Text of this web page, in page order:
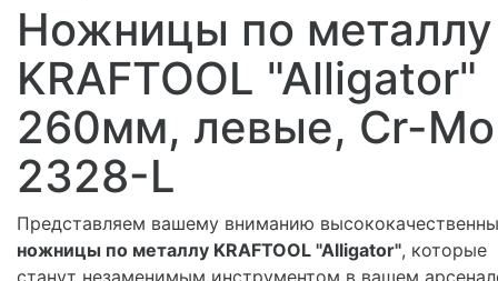
Ножницы по металлу
KRAFTOOL "Alligator"
260мм, левые, Cr-Mo
2328-L
Представляем вашему вниманию
ножницы по металлу KRAFTOOL "Alligator", которые
станут незаменимым инструментом в вашем